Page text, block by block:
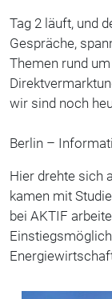
Tag 2 läuft, und
Gespräche,
Themen rund
wir sind noch
Berlin –
Hier drehte sich
kamen mit
bei AKTIF